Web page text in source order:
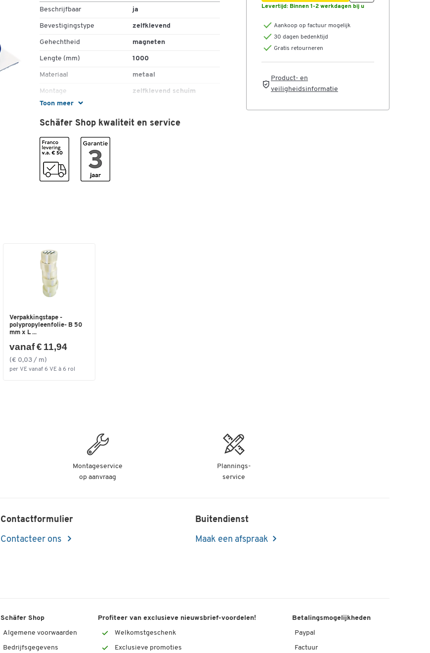
Toon meer
Beschrijfbaar ja
Bevestigingstype zelfklevend
Gehechtheid magneten
Lengte (mm) 1000
Materiaal metaal
Montage zelfklevend schuim
Uitvoering
Vorm rechthoekig
Kleuren
Kleur
Afmetingen
Schäfer Shop kwaliteit en service
Levertijd: Binnen 1-2 werkdagen bij u
Aankoop op factuur mogelijk
30 dagen bedenktijd
Gratis retourneren
Product- en
veiligheidsinformatie
Verpakkingstape -
polypropyleenfolie- B 50
mm x L ...
vanaf € 11,94
(€ 0,03 / m)
per VE vanaf 6 VE à 6 rol
Montageservice
op aanvraag
Plannings-
service
Contactformulier
Contacteer ons
Buitendienst
Maak een afspraak
Schäfer Shop
Algemene voorwaarden
Bedrijfsgegevens
Profiteer van exclusieve nieuwsbrief-voordelen!
Welkomstgeschenk
Exclusieve promoties
Betalingsmogelijkheden
Paypal
Factuur